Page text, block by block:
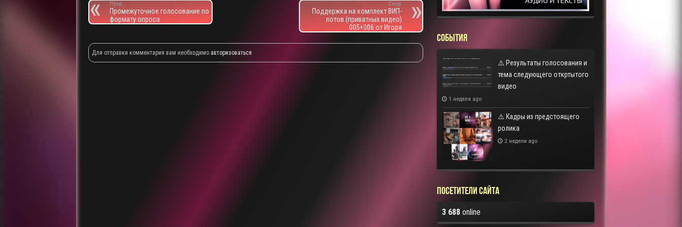
Пред.
Промежуточное голосование по
формату опроса
След.
Поддержка на комплект ВИП-
лотов (приватных видео)
005+006 от Игоря
Для отправки комментария вам необходимо авторизоваться
СОБЫТИЯ
⚠️ Результаты голосования и
тема следующего откртытого
видео
1 неделя ago
⚠️ Кадры из предстоящего
ролика
2 недели ago
Посетители сайта
3 688online